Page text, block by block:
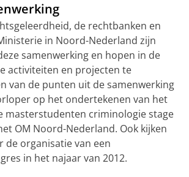
de rechtbanken en
in Noord-Nederland zijn
samenwerking en hopen in de
activiteiten en projecten te
van de punten uit de samenwerking
op het ondertekenen van het
masterstudenten criminologie stage
OM Noord-Nederland. Ook kijken
de organisatie van een
in het najaar van 2012.